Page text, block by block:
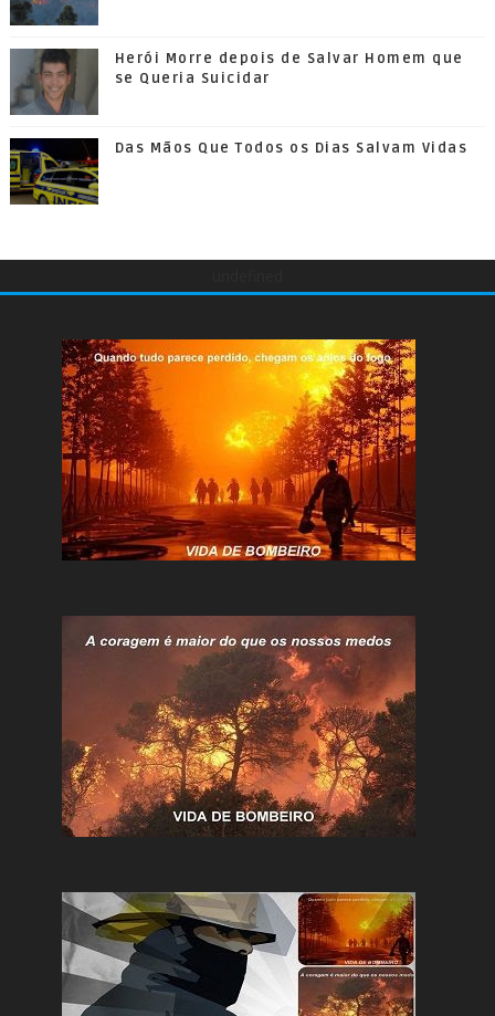
Herói Morre depois de Salvar Homem que
se Queria Suicidar
Das Mãos Que Todos os Dias Salvam Vidas